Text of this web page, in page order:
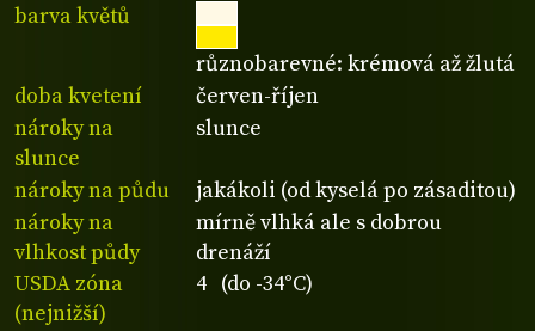
barva květů
různobarevné: krémová až žlutá
doba kvetení
červen-říjen
nároky na
slunce
slunce
nároky na půdu
jakákoli (od kyselá po zásaditou)
nároky na
vlhkost půdy
mírně vlhká ale s dobrou
drenáží
USDA zóna
(nejnižší)
4 (do -34°C)